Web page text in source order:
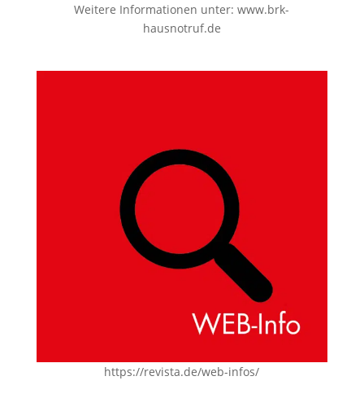
Weitere Informationen unter:www.brk-
hausnotruf.de
https://revista.de/web-infos/